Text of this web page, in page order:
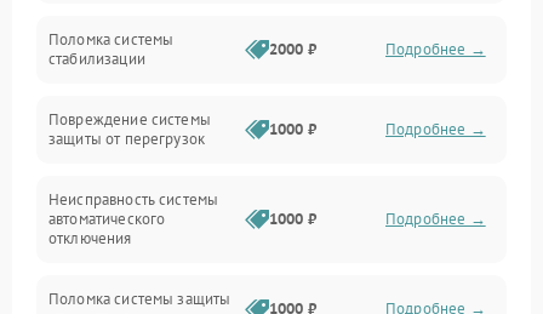
Электропитание
Механика
Поломка системы
стабилизации
2000 ₽ Подробнее →
Повреждение системы
защиты от перегрузок
1000 ₽ Подробнее →
Неисправность системы
автоматического
отключения
1000 ₽ Подробнее →
Поломка системы защиты
1000 ₽ Подробнее →